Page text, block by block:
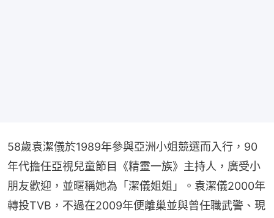
58歲袁潔儀於1989年參與亞洲小姐競選而入行，90
年代擔任亞視兒童節目《精靈一族》主持人，廣受小
朋友歡迎，並暱稱她為「潔儀姐姐」。袁潔儀2000年
轉投TVB，不過在2009年便離巢並與曾任職武警、現